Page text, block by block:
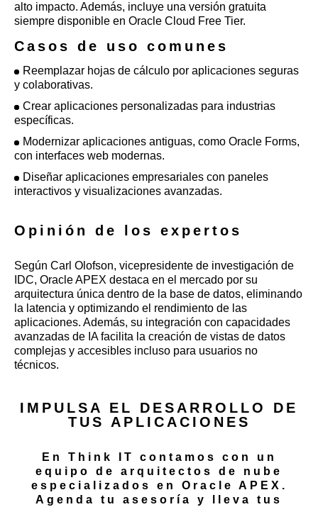
alto impacto. Además, incluye una versión gratuita
siempre disponible en Oracle Cloud Free Tier.
Casos de uso comunes
Reemplazar hojas de cálculo por aplicaciones seguras
y colaborativas.
Crear aplicaciones personalizadas para industrias
específicas.
Modernizar aplicaciones antiguas, como Oracle Forms,
con interfaces web modernas.
Diseñar aplicaciones empresariales con paneles
interactivos y visualizaciones avanzadas.
Opinión de los expertos
Según Carl Olofson, vicepresidente de investigación de
IDC, Oracle APEX destaca en el mercado por su
arquitectura única dentro de la base de datos, eliminando
la latencia y optimizando el rendimiento de las
aplicaciones. Además, su integración con capacidades
avanzadas de IA facilita la creación de vistas de datos
complejas y accesibles incluso para usuarios no
técnicos.
IMPULSA EL DESARROLLO DE
TUS APLICACIONES
En Think IT contamos con un
equipo de arquitectos de nube
especializados en Oracle APEX.
Agenda tu asesoría y lleva tus